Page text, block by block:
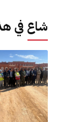
شاع في